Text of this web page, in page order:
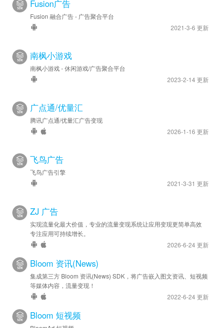
Fusion广告
Fusion 融合广告 - 广告聚合平台
2021-3-6 更新
南枫小游戏
南枫小游戏 - 休闲游戏/广告聚合平台
2023-2-14 更新
广点通/优量汇
腾讯广点通/优量汇广告变现
2026-1-16 更新
飞鸟广告
飞鸟广告引擎
2021-3-31 更新
ZJ 广告
实现流量化最大价值，专业的流量变现系统让应用变现更简单高效
专注应用可持续增长。
2026-6-24 更新
Bloom 资讯(News)
集成第三方 Bloom 资讯(News) SDK，将广告嵌入图文资讯、短视频
等媒体内容，流量变现！
2022-6-24 更新
Bloom 短视频